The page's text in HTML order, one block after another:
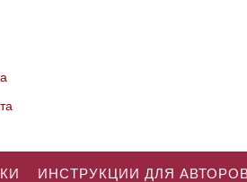
ИНСТРУКЦИИ ДЛЯ